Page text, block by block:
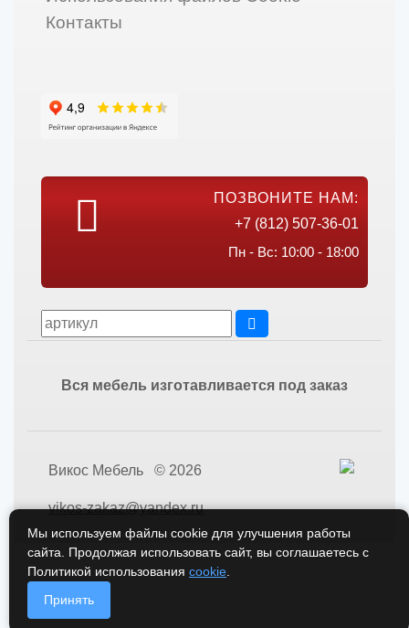
Контакты
ПОЗВОНИТЕ НАМ:
+7 (812) 507-36-01
Пн - Вс: 10:00 - 18:00
Вся мебель изготавливается под заказ
Викос Мебель © 2026
vikos-zakaz@yandex.ru
Мы используем файлы cookie для улучшения работы
сайта. Продолжая использовать сайт, вы соглашаетесь с
Политикой использования cookie
Принять